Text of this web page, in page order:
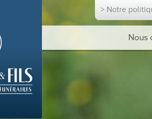
> Notre
Nous